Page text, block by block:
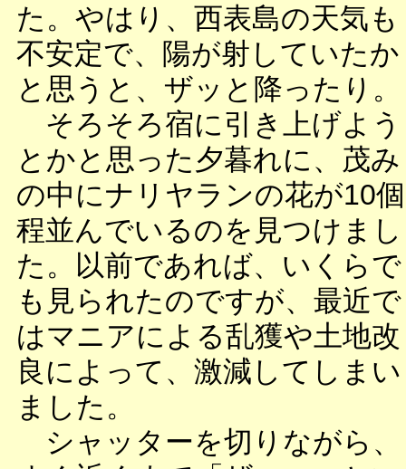
た。やはり、西表島の天気も
不安定で、陽が射していたか
と思うと、ザッと降ったり。
そろそろ宿に引き上げよう
とかと思った夕暮れに、茂み
の中にナリヤランの花が10個
程並んでいるのを見つけまし
た。以前であれば、いくらで
も見られたのですが、最近で
はマニアによる乱獲や土地改
良によって、激減してしまい
ました。
シャッターを切りながら、